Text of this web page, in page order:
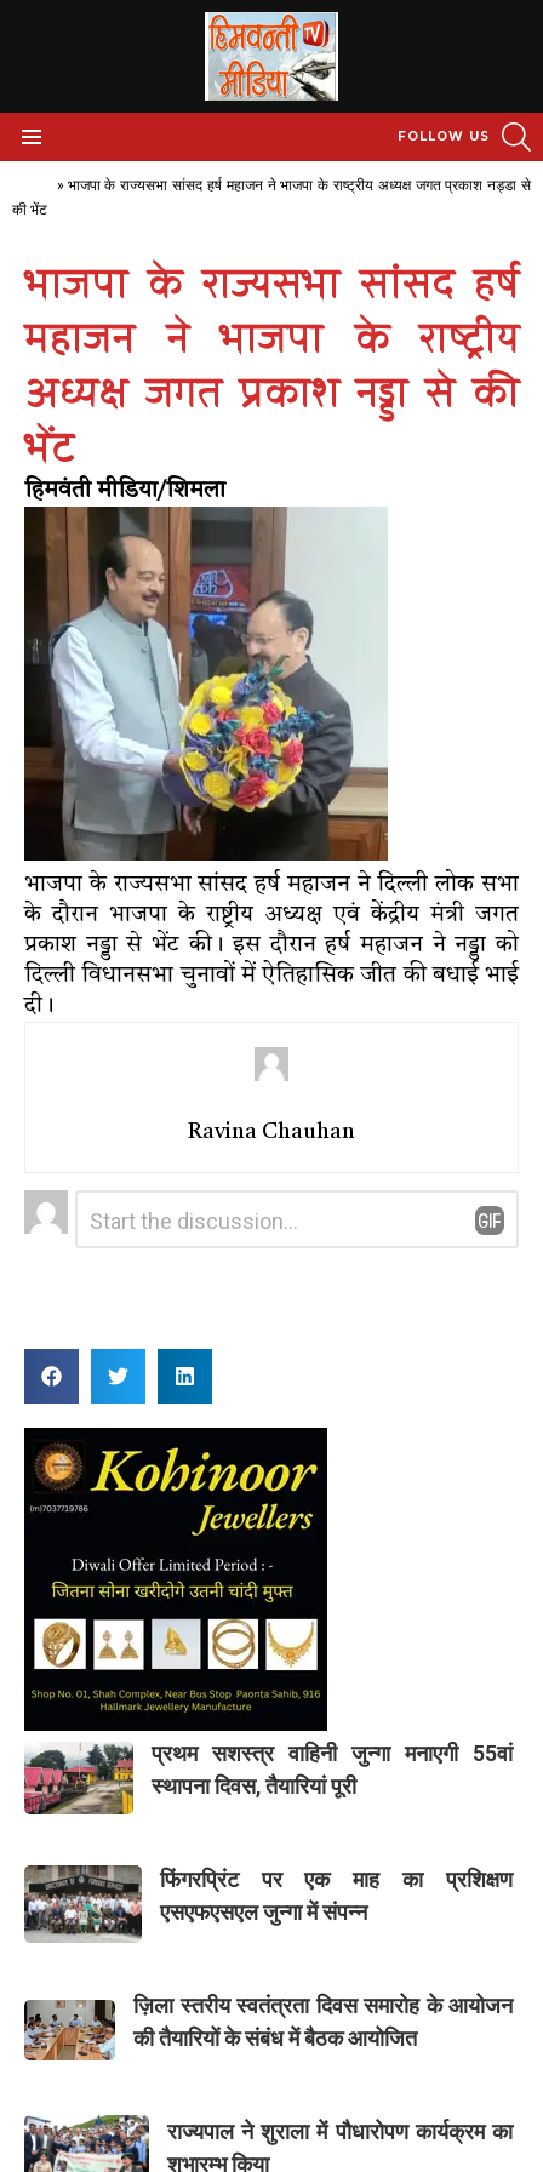
FOLLOW US
» भाजपा के राज्यसभा सांसद हर्ष महाजन ने भाजपा के राष्ट्रीय अध्यक्ष जगत प्रकाश नड्डा से
की भेंट
भाजपा के राज्यसभा सांसद हर्ष
महाजन ने भाजपा के राष्ट्रीय
अध्यक्ष जगत प्रकाश नड्डा से की
भेंट
हिमवंती मीडिया/शिमला
भाजपा के राज्यसभा सांसद हर्ष महाजन ने दिल्ली लोक सभा
के दौरान भाजपा के राष्ट्रीय अध्यक्ष एवं केंद्रीय मंत्री जगत
प्रकाश नड्डा से भेंट की। इस दौरान हर्ष महाजन ने नड्डा को
दिल्ली विधानसभा चुनावों में ऐतिहासिक जीत की बधाई भाई
दी।
Ravina Chauhan
Leave
a
Comment
प्रथम सशस्त्र वाहिनी जुन्गा मनाएगी 55वां
स्थापना दिवस, तैयारियां पूरी
फिंगरप्रिंट पर एक माह का प्रशिक्षण
एसएफएसएल जुन्गा में संपन्न
ज़िला स्तरीय स्वतंत्रता दिवस समारोह के आयोजन
की तैयारियों के संबंध में बैठक आयोजित
राज्यपाल ने शुराला में पौधारोपण कार्यक्रम का
शुभारम्भ किया